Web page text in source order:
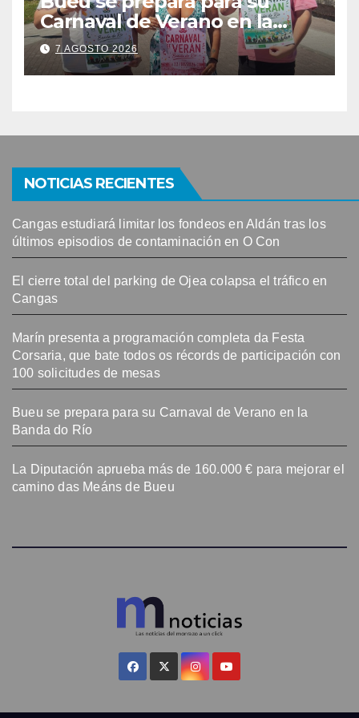
Carnaval de Verano en la
Banda do Río
7 AGOSTO 2026
NOTICIAS RECIENTES
Cangas estudiará limitar los fondeos en Aldán tras los
últimos episodios de contaminación en O Con
El cierre total del parking de Ojea colapsa el tráfico en
Cangas
Marín presenta a programación completa da Festa
Corsaria, que bate todos os récords de participación con
100 solicitudes de mesas
Bueu se prepara para su Carnaval de Verano en la
Banda do Río
La Diputación aprueba más de 160.000 € para mejorar el
camino das Meáns de Bueu